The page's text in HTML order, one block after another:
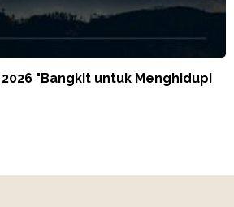
2026 "Bangkit untuk Menghidupi